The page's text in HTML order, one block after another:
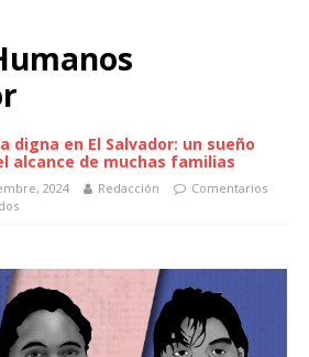
digna en El Salvador: un sueño
alcance de muchas familias
2024 Redacción
Comentarios